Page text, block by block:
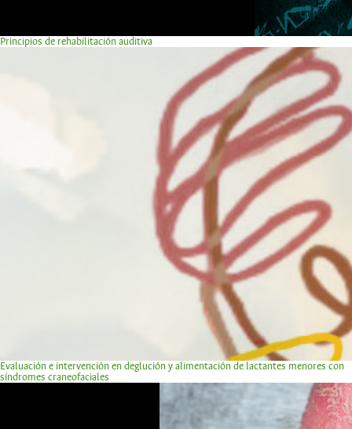
Principios de rehabilitación auditiva
Evaluación e intervención en deglución y alimentación de lactantes menores con
síndromes craneofaciales